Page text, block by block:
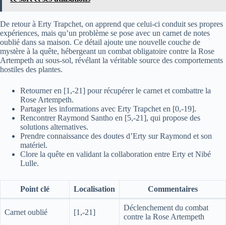
De retour à Erty Trapchet, on apprend que celui-ci conduit ses propres
expériences, mais qu’un problème se pose avec un carnet de notes
oublié dans sa maison. Ce détail ajoute une nouvelle couche de
mystère à la quête, hébergeant un combat obligatoire contre la Rose
Artempeth au sous-sol, révélant la véritable source des comportements
hostiles des plantes.
Retourner en [1,-21] pour récupérer le carnet et combattre la
Rose Artempeth.
Partager les informations avec Erty Trapchet en [0,-19].
Rencontrer Raymond Santho en [5,-21], qui propose des
solutions alternatives.
Prendre connaissance des doutes d’Erty sur Raymond et son
matériel.
Clore la quête en validant la collaboration entre Erty et Nibé
Lulle.
Point clé Localisation Commentaires
Carnet oublié [1,-21]
Déclenchement du combat
contre la Rose Artempeth